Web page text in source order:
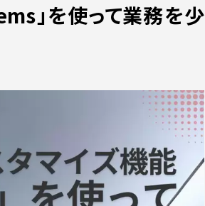
」を使って業務を少